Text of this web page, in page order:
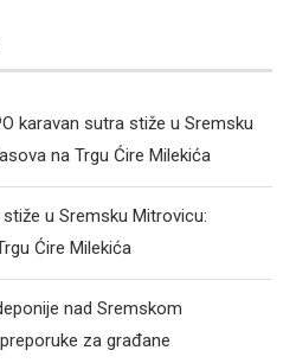
karavan sutra stiže u Sremsku
na Trgu Ćire Milekića
u Sremsku Mitrovicu:
Ćire Milekića
nad Sremskom
za građane